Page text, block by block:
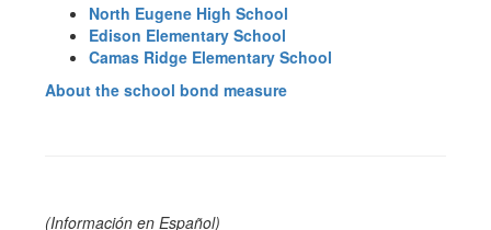
North Eugene High School
Edison Elementary School
Camas Ridge Elementary School
About the school bond measure
(Información en Español)